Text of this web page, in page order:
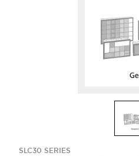
SLC30 SERIES